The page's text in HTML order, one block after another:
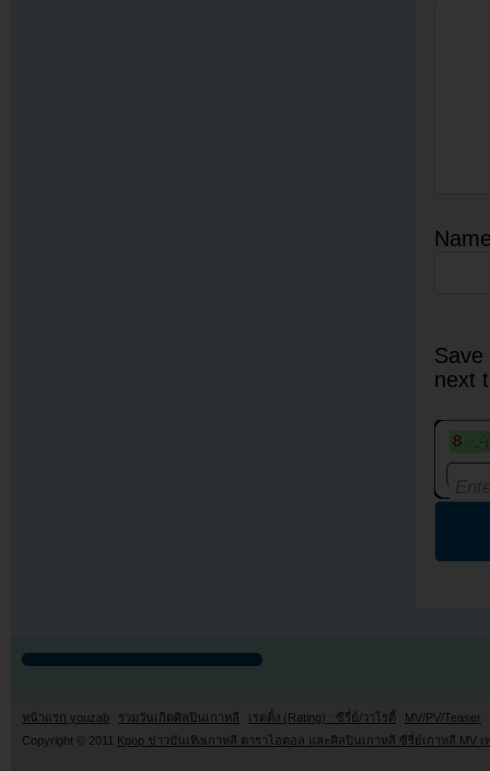
next
หน้าแรก youzab รวมวันเกิดศิลปินเกาหลี เรตติ้ง (Rating) : ซีรี่ย์/วาไรตี้
MV/PV/Teaser
Copyright © 2011
Kpop ข่าวบันเทิงเกาหลี ดาราไอดอล และศิลปินเกาหลี ซีรี่ย์เกาหลี MV